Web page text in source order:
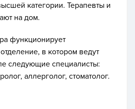
категории. Терапевты и
на дом.
функционирует
в котором ведут
следующие специалисты:
аллерголог, стоматолог.